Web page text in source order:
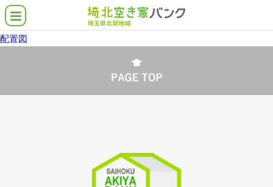
埼北の空き家物件
借りたい・買いたい
各市町の支援施策
配置図